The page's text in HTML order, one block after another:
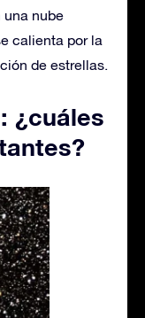
una nube
calienta por la
de estrellas.
¿cuáles